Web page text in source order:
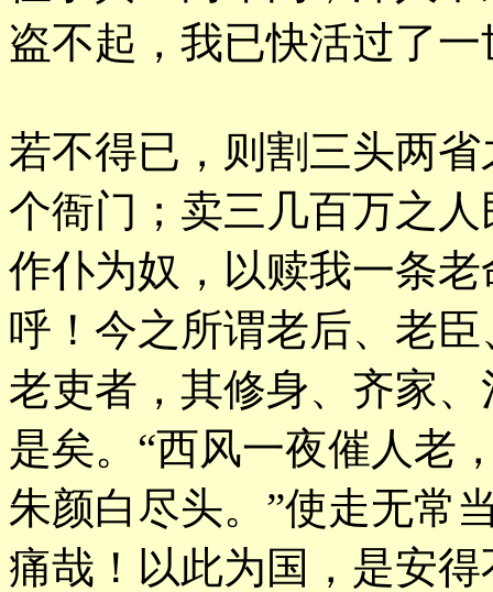
盗不起，我已快活过了一
若不得已，则割三头两
个衙门；卖三几百万之人
作仆为奴，以赎我一条
呼！今之所谓老后、老
老吏者，其修身、齐家
是矣。“西风一夜催人老
朱颜白尽头。”使走无常
痛哉！以此为国，是安得